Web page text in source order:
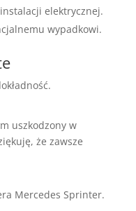
elektrycznej.
wypadkowi.
uszkodzony w
że zawsze
Mercedes Sprinter.